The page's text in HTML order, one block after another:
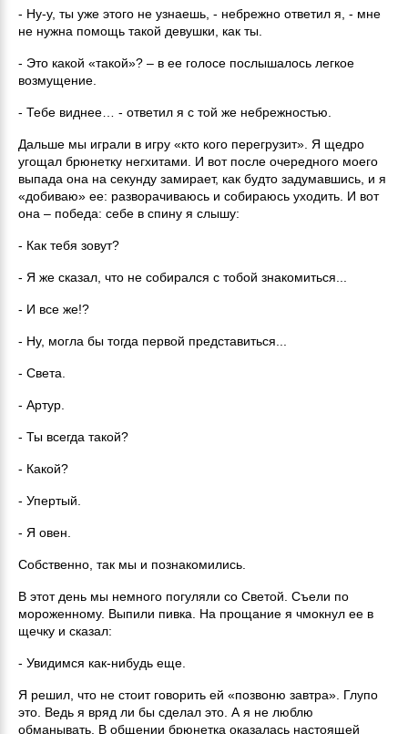
- Ну-у, ты уже этого не узнаешь, - небрежно ответил я, - мне
не нужна помощь такой девушки, как ты.
- Это какой «такой»? – в ее голосе послышалось легкое
возмущение.
- Тебе виднее… - ответил я с той же небрежностью.
Дальше мы играли в игру «кто кого перегрузит». Я щедро
угощал брюнетку негхитами. И вот после очередного моего
выпада она на секунду замирает, как будто задумавшись, и я
«добиваю» ее: разворачиваюсь и собираюсь уходить. И вот
она – победа: себе в спину я слышу:
- Как тебя зовут?
- Я же сказал, что не собирался с тобой знакомиться...
- И все же!?
- Ну, могла бы тогда первой представиться...
- Света.
- Артур.
- Ты всегда такой?
- Какой?
- Упертый.
- Я овен.
Собственно, так мы и познакомились.
В этот день мы немного погуляли со Светой. Съели по
мороженному. Выпили пивка. На прощание я чмокнул ее в
щечку и сказал:
- Увидимся как-нибудь еще.
Я решил, что не стоит говорить ей «позвоню завтра». Глупо
это. Ведь я вряд ли бы сделал это. А я не люблю
обманывать. В общении брюнетка оказалась настоящей